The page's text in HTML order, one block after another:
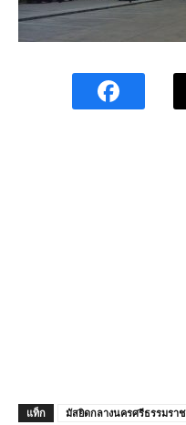
แท็ก มัสยิดกลางนครศรีธรรมราช